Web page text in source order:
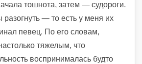
тошнота, затем — судороги.
— то есть у меня их
певец. По его словам,
тяжелым, что
воспринималась будто